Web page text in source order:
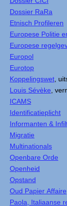
Dossier RaRa
Etnisch Profileren
Europese Politie
Europese
Europol
Eurotop
Koppelingswet ,
Louis Sévèke ,
ICAMS
Identificatieplicht
Informanten &
Migratie
Multinationals
Openbare Orde
Openheid
Opstand
Oud Papier Affaire
Paola, Italiaanse